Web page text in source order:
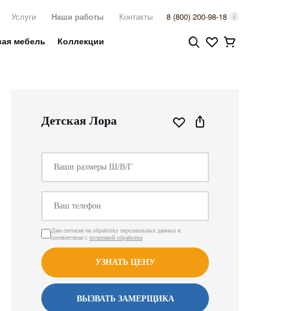
Услуги Наши работы Контакты 8 (800) 200-98-18
мебель Коллекции
Детская Лора
Даю согласие на обработку персональных данных в
соответствии с политикой обработки
УЗНАТЬ ЦЕНУ
ВЫЗВАТЬ ЗАМЕРЩИКА